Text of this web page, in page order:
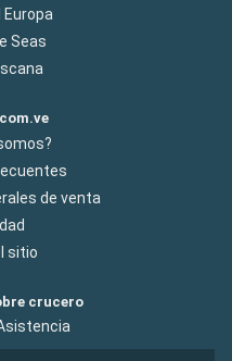
Europa
Seas
de venta
sitio
crucero